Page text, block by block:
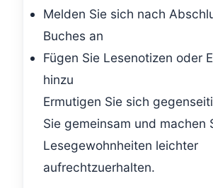
Melden Sie sich nach
Buches an
Fügen Sie Lesenotizen oder
hinzu
Ermutigen Sie sich
Sie gemeinsam und machen
Lesegewohnheiten leichter
aufrechtzuerhalten.